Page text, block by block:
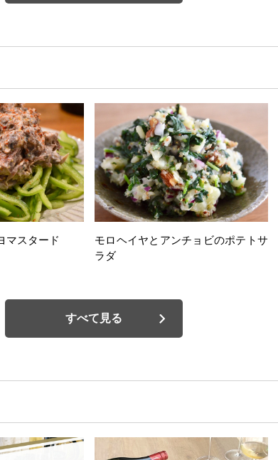
マスタード
モロヘイヤとアンチョビのポテトサ
ラダ
すべて見る